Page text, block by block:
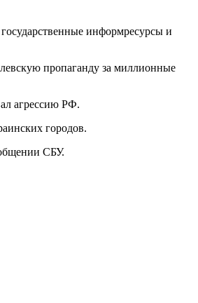
информресурсы и
пропаганду за миллионные
агрессию РФ.
городов.
СБУ.